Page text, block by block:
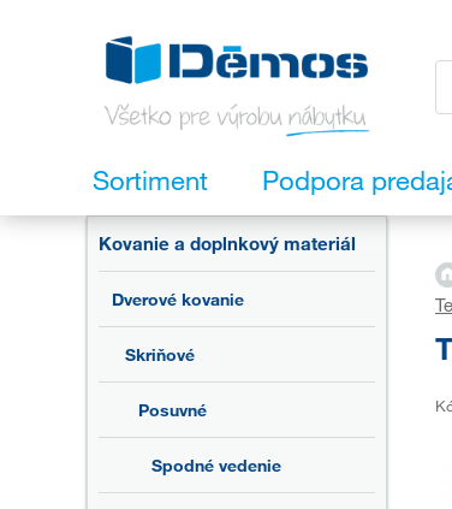
Sortiment Podpora
Kovanie a doplnkový materiál
Dverové kovanie
Skriňové
Posuvné
Spodné vedenie